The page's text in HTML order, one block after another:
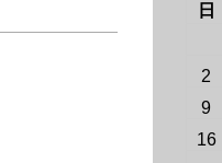
日
2
9
16